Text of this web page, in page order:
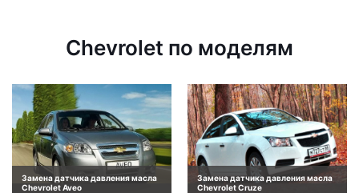
Chevrolet по моделям
Замена датчика давления масла
Chevrolet Aveo
Замена датчика давления масла
Chevrolet Cruze